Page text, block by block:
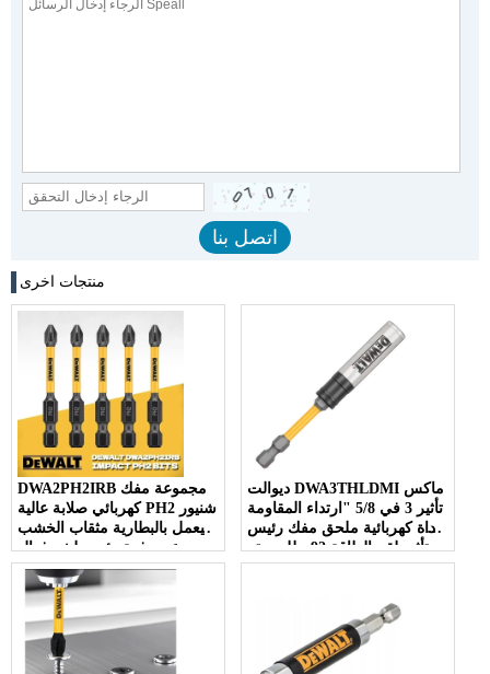
منتجات اخرى
DWA2PH2IRB مجموعة مفك
كهربائي صلابة عالية PH2 شنيور
يعمل بالبطارية مثقاب الخشب
عبر دفعة رئيس لشد فعال
ديوالت DWA3THLDMI ماكس
تأثير 3 في 5/8 "ارتداء المقاومة
أداة كهربائية ملحق مفك رئيس
تأثير لقم الطاقة 92 مللي متر